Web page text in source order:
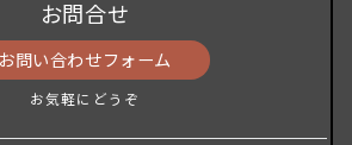
お問合せ
お問い合わせフォーム
お気軽にどうぞ